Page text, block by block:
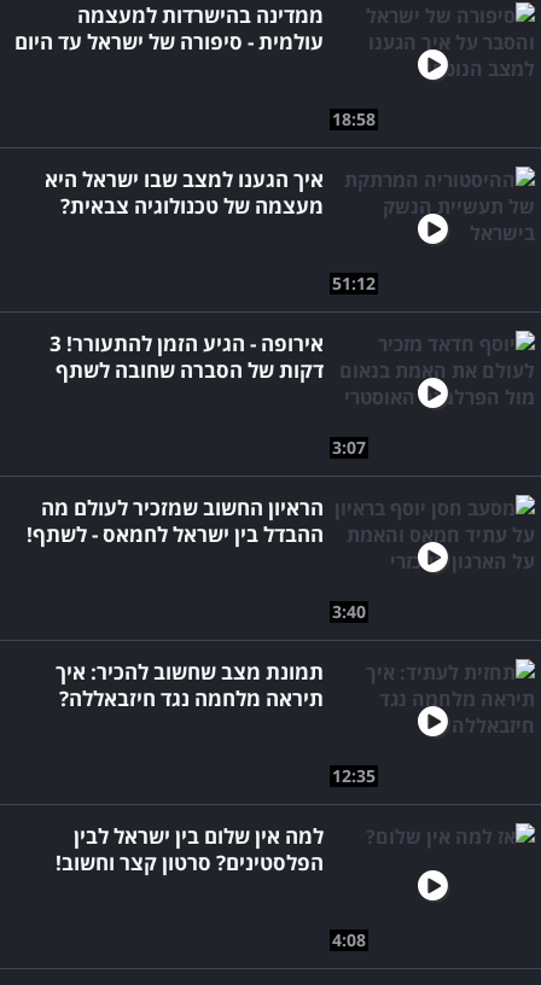
18:58
ממדינה בהישרדות למעצמה
עולמית - סיפורה של ישראל עד היום
51:12
איך הגענו למצב שבו ישראל היא
מעצמה של טכנולוגיה צבאית?
3:07
אירופה - הגיע הזמן להתעורר! 3
דקות של הסברה שחובה לשתף
3:40
הראיון החשוב שמזכיר לעולם מה
ההבדל בין ישראל לחמאס - לשתף!
12:35
תמונת מצב שחשוב להכיר: איך
תיראה מלחמה נגד חיזבאללה?
4:08
למה אין שלום בין ישראל לבין
הפלסטינים? סרטון קצר וחשוב!